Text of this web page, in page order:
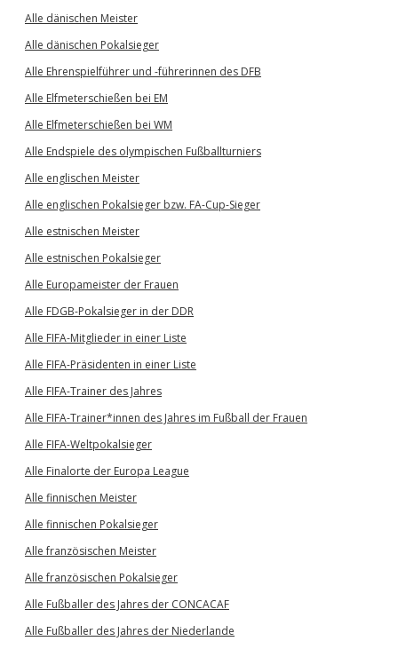
Alle dänischen Meister
Alle dänischen Pokalsieger
Alle Ehrenspielführer und -führerinnen des DFB
Alle Elfmeterschießen bei EM
Alle Elfmeterschießen bei WM
Alle Endspiele des olympischen Fußballturniers
Alle englischen Meister
Alle englischen Pokalsieger bzw. FA-Cup-Sieger
Alle estnischen Meister
Alle estnischen Pokalsieger
Alle Europameister der Frauen
Alle FDGB-Pokalsieger in der DDR
Alle FIFA-Mitglieder in einer Liste
Alle FIFA-Präsidenten in einer Liste
Alle FIFA-Trainer des Jahres
Alle FIFA-Trainer*innen des Jahres im Fußball der Frauen
Alle FIFA-Weltpokalsieger
Alle Finalorte der Europa League
Alle finnischen Meister
Alle finnischen Pokalsieger
Alle französischen Meister
Alle französischen Pokalsieger
Alle Fußballer des Jahres der CONCACAF
Alle Fußballer des Jahres der Niederlande